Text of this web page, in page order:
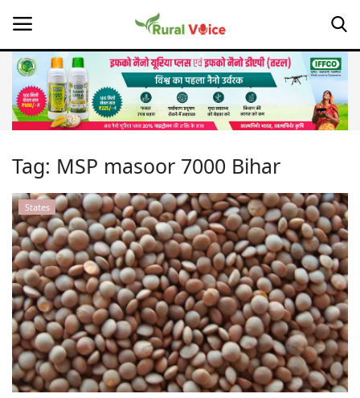
Home
About Us
Leadership Profiles
Opinion
Politics
Magazine
States
Tag: MSP masoor 7000 Bihar
States